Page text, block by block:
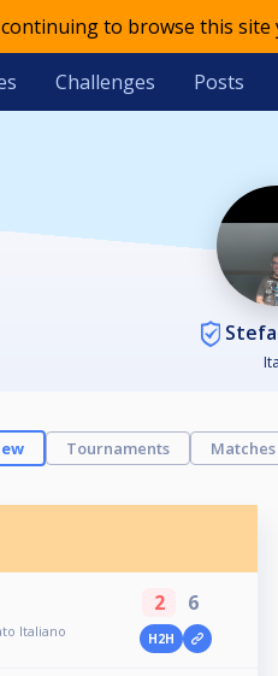
to browse this
Challenges Posts
Tournaments Matches
Italiano
2 6
H2H